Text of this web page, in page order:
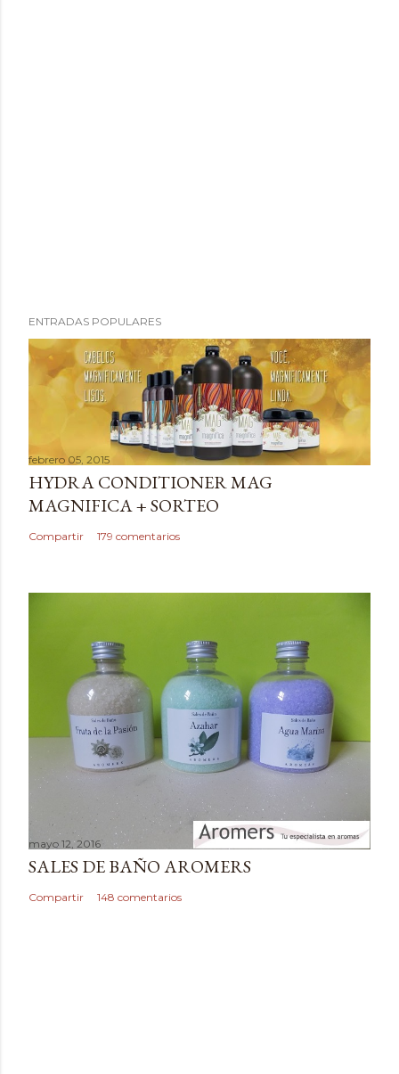
u
b
a
r
u
n
c
o
ENTRADAS POPULARES
febrero 05, 2015
HYDRA CONDITIONER MAG
MAGNIFICA + SORTEO
Compartir 179 comentarios
mayo 12, 2016
SALES DE BAÑO AROMERS
Compartir 148 comentarios